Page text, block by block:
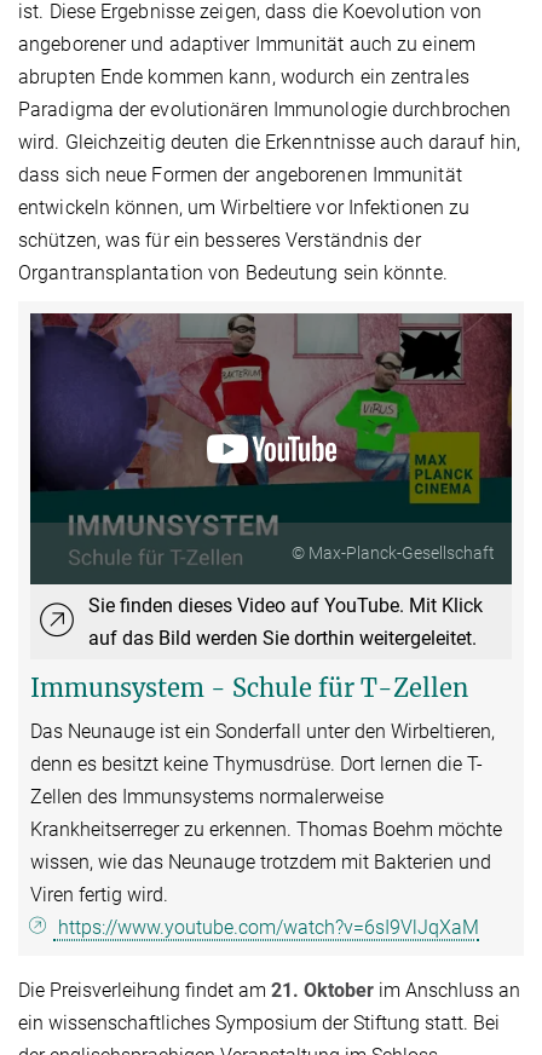
ist. Diese Ergebnisse zeigen, dass die Koevolution von
angeborener und adaptiver Immunität auch zu einem
abrupten Ende kommen kann, wodurch ein zentrales
Paradigma der evolutionären Immunologie durchbrochen
wird. Gleichzeitig deuten die Erkenntnisse auch darauf hin,
dass sich neue Formen der angeborenen Immunität
entwickeln können, um Wirbeltiere vor Infektionen zu
schützen, was für ein besseres Verständnis der
Organtransplantation von Bedeutung sein könnte.
© Max-Planck-Gesellschaft
Sie finden dieses Video auf YouTube. Mit Klick
auf das Bild werden Sie dorthin weitergeleitet.
Immunsystem - Schule für T-Zellen
Das Neunauge ist ein Sonderfall unter den Wirbeltieren,
denn es besitzt keine Thymusdrüse. Dort lernen die T-
Zellen des Immunsystems normalerweise
Krankheitserreger zu erkennen. Thomas Boehm möchte
wissen, wie das Neunauge trotzdem mit Bakterien und
Viren fertig wird.
https://www.youtube.com/watch?v=6sI9VlJqXaM
Die Preisverleihung findet am 21. Oktober im Anschluss an
ein wissenschaftliches Symposium der Stiftung statt. Bei